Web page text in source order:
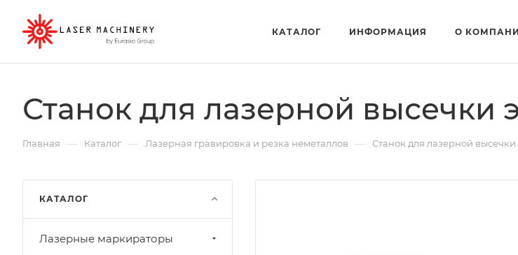
КАТАЛОГ ИНФОРМАЦИЯ О
Станок для лазерной высечки
Главная — Каталог — Лазерная гравировка и резка неметаллов — Станок для лазерной высечки
КАТАЛОГ
Лазерные маркираторы